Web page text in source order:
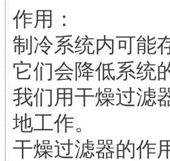
作用：
制冷系统内可能
它们会降低系统
我们用干燥过滤
地工作。
干燥过滤器的作